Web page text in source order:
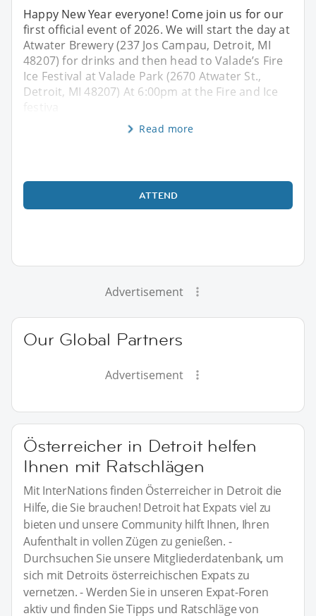
Happy New Year everyone! Come join us for our
first official event of 2026. We will start the day at
Atwater Brewery (237 Jos Campau, Detroit, MI
48207) for drinks and then head to Valade’s Fire
Ice Festival at Valade Park (2670 Atwater St.,
Detroit, MI 48207) At 6:00pm at the Fire and Ice
festiva
Read more
ATTEND
Advertisement
Our Global Partners
Advertisement
Österreicher in Detroit helfen
Ihnen mit Ratschlägen
Mit InterNations finden Österreicher in Detroit die
Hilfe, die Sie brauchen! Detroit hat Expats viel zu
bieten und unsere Community hilft Ihnen, Ihren
Aufenthalt in vollen Zügen zu genießen. -
Durchsuchen Sie unsere Mitgliederdatenbank, um
sich mit Detroits österreichischen Expats zu
vernetzen. - Werden Sie in unseren Expat-Foren
aktiv und finden Sie Tipps und Ratschläge von